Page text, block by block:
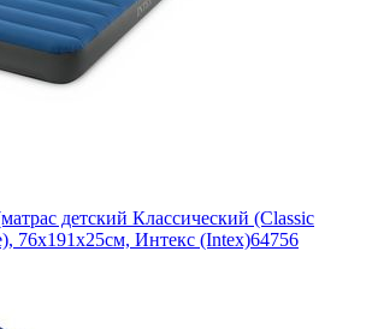
детский Классический (Classic
76х191х25см, Интекс (Intex)64756